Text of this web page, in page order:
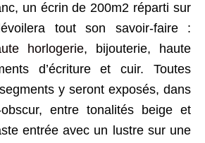
un écrin de 200m2 réparti sur
tout son savoir-faire :
horlogerie, bijouterie, haute
d’écriture et cuir. Toutes
y seront exposés, dans
entre tonalités beige et
entrée avec un lustre sur une